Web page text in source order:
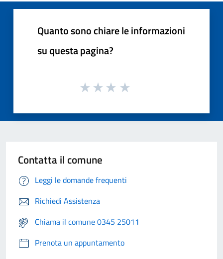
Quanto sono chiare le informazioni
su questa pagina?
Contatta il comune
Leggi le domande frequenti
Richiedi Assistenza
Chiama il comune 0345 25011
Prenota un appuntamento